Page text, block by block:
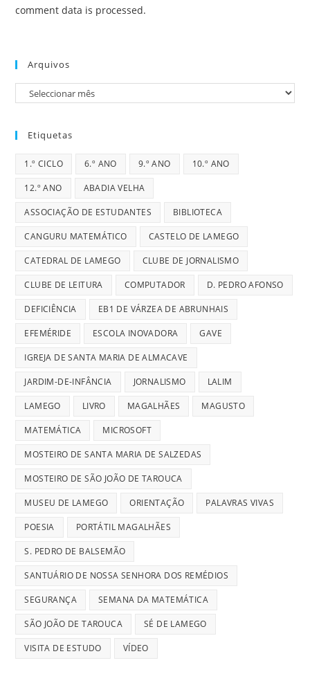
comment data is processed.
Arquivos
Arquivos
Etiquetas
1.º CICLO 6.º ANO 9.º ANO 10.º ANO
12.º ANO ABADIA VELHA
ASSOCIAÇÃO DE ESTUDANTES BIBLIOTECA
CANGURU MATEMÁTICO CASTELO DE LAMEGO
CATEDRAL DE LAMEGO CLUBE DE JORNALISMO
CLUBE DE LEITURA COMPUTADOR D. PEDRO AFONSO
DEFICIÊNCIA EB1 DE VÁRZEA DE ABRUNHAIS
EFEMÉRIDE ESCOLA INOVADORA GAVE
IGREJA DE SANTA MARIA DE ALMACAVE
JARDIM-DE-INFÂNCIA JORNALISMO LALIM
LAMEGO LIVRO MAGALHÃES MAGUSTO
MATEMÁTICA MICROSOFT
MOSTEIRO DE SANTA MARIA DE SALZEDAS
MOSTEIRO DE SÃO JOÃO DE TAROUCA
MUSEU DE LAMEGO ORIENTAÇÃO PALAVRAS VIVAS
POESIA PORTÁTIL MAGALHÃES
S. PEDRO DE BALSEMÃO
SANTUÁRIO DE NOSSA SENHORA DOS REMÉDIOS
SEGURANÇA SEMANA DA MATEMÁTICA
SÃO JOÃO DE TAROUCA SÉ DE LAMEGO
VISITA DE ESTUDO VÍDEO